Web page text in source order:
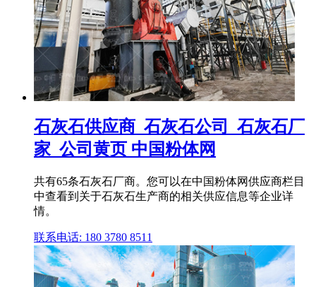
石灰石供应商_石灰石公司_石灰石厂
家_公司黄页 中国粉体网
共有65条石灰石厂商。您可以在中国粉体网供应商栏目
中查看到关于石灰石生产商的相关供应信息等企业详
情。
联系电话: 180 3780 8511